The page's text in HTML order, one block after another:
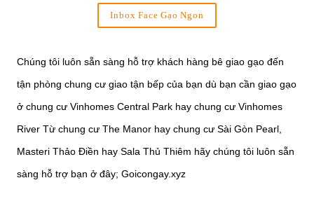
Inbox Face Gạo Ngon
Chúng tôi luôn sẵn sàng hỗ trợ khách hàng bê giao gạo đến
tận phòng chung cư giao tận bếp của bạn dù bạn cần giao gạo
ở chung cư Vinhomes Central Park hay chung cư Vinhomes
River Từ chung cư The Manor hay chung cư Sài Gòn Pearl,
Masteri Thảo Điền hay Sala Thủ Thiêm hãy chúng tôi luôn sẵn
sàng hỗ trợ bạn ở đây; Goicongay.xyz